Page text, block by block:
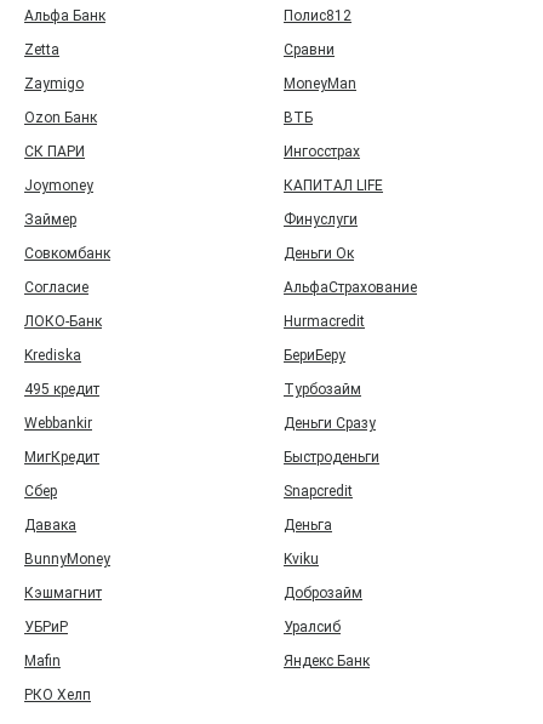
Альфа Банк
Полис812
Zetta
Сравни
Zaymigo
MoneyMan
Ozon Банк
ВТБ
СК ПАРИ
Ингосстрах
Joymoney
КАПИТАЛ LIFE
Займер
Финуслуги
Совкомбанк
Деньги Ок
Согласие
АльфаСтрахование
ЛОКО-Банк
Hurmacredit
Krediska
БериБеру
495 кредит
Турбозайм
Webbankir
Деньги Сразу
МигКредит
Быстроденьги
Сбер
Snapcredit
Давака
Деньга
BunnyMoney
Kviku
Кэшмагнит
Доброзайм
УБРиР
Уралсиб
Mafin
Яндекс Банк
РКО Хелп